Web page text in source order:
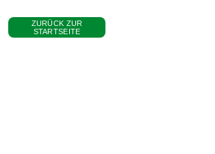
ZURÜCK ZUR
STARTSEITE